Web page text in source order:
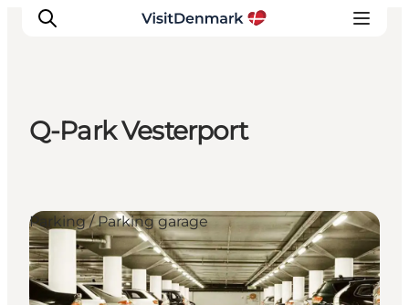
Wat te doen
Accommodaties
Plan je reis
Q-Park Vesterport
Parking / Parking garage